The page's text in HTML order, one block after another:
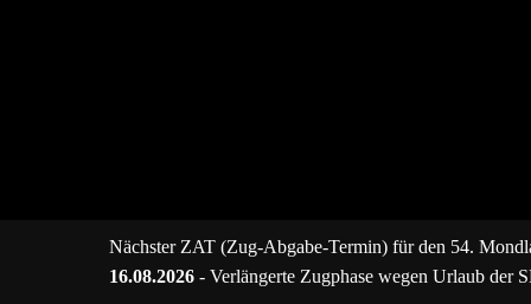
Nächster ZAT (Zug-Abgabe-Termin) für den 54.
16.08.2026 - Verlängerte Zugphase wegen Urlaub der